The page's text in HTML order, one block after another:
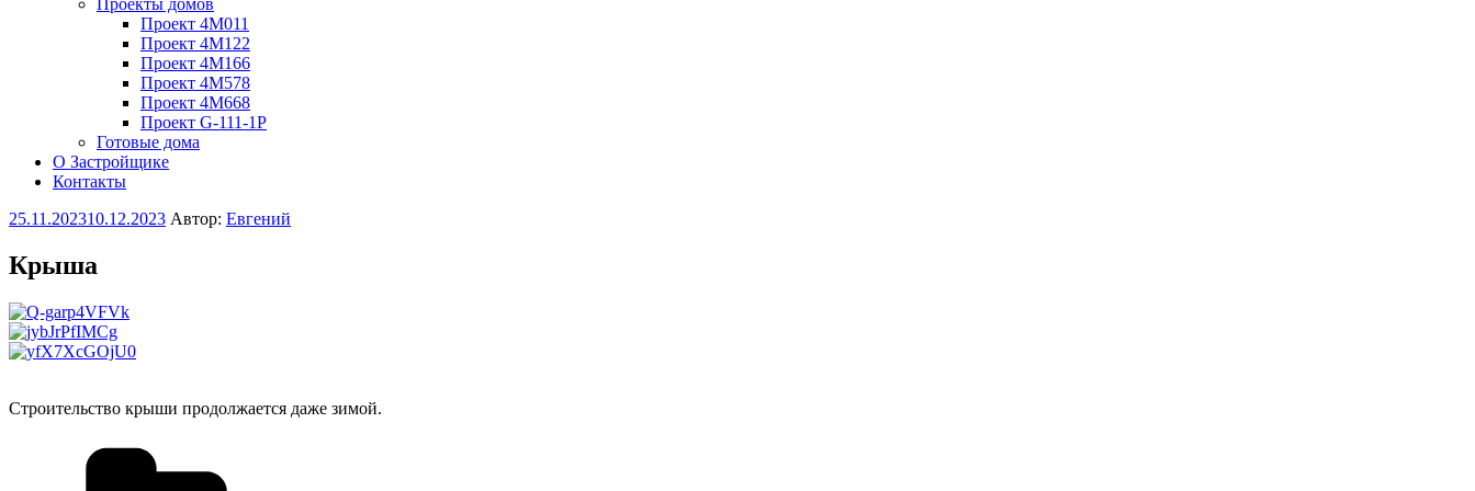
Проекты домов
Проект 4M011
Проект 4M122
Проект 4M166
Проект 4M578
Проект 4M668
Проект G-111-1P
Готовые дома
О Застройщике
Контакты
Опубликовано
25.11.202310.12.2023 Автор: Евгений
Крыша
Строительство крыши продолжается даже зимой.